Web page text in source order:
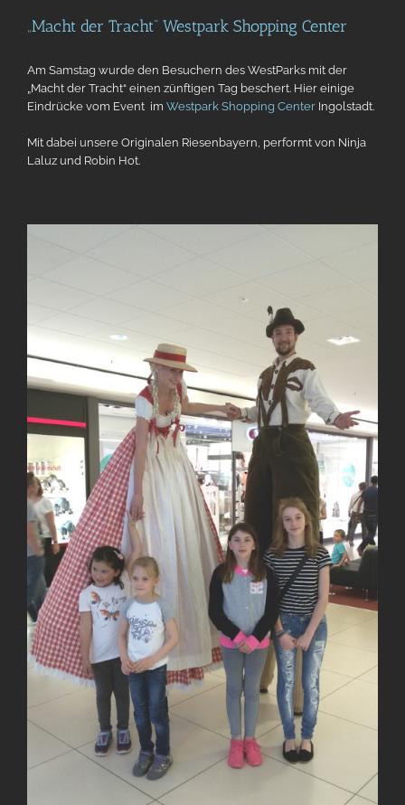
„Macht der Tracht“ Westpark Shopping Center
Am Samstag wurde den Besuchern des WestParks mit der
„Macht der Tracht“ einen zünftigen Tag beschert. Hier einige
Eindrücke vom Event im Westpark Shopping Center Ingolstadt.
Mit dabei unsere Originalen Riesenbayern, performt von Ninja
Laluz und Robin Hot.